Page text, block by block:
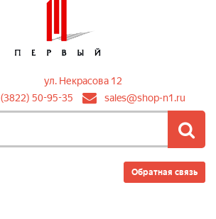
ул. Некрасова 12
(3822) 50-95-35
sales@shop-n1.ru
Обратная связь